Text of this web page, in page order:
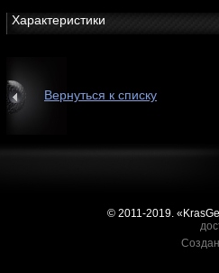
Характеристики
Вернуться к списку
© 2011-2019.